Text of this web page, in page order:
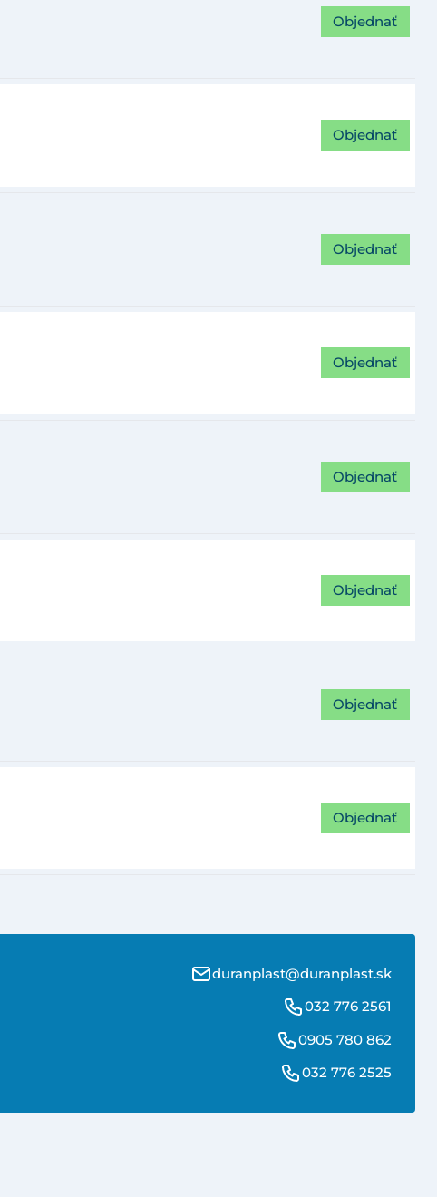
Objednať
Objednať
Objednať
Objednať
Objednať
Objednať
Objednať
Objednať
duranplast@duranplast.sk
032 776 2561
0905 780 862
032 776 2525